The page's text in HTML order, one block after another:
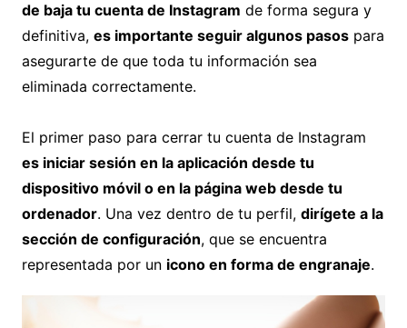
de baja tu cuenta de Instagram de forma segura y
definitiva, es importante seguir algunos pasospara
asegurarte de que toda tu información sea
eliminada correctamente.
El primer paso para cerrar tu cuenta de Instagram
es iniciar sesión en la aplicación desde tu
dispositivo móvil o en la página web desde tu
ordenador. Una vez dentro de tu perfil, dirígete a la
sección de configuración, que se encuentra
representada por un icono en forma de engranaje.